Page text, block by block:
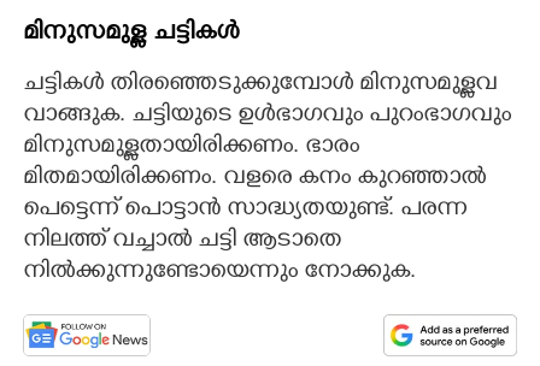
മിനുസമുള്ള ചട്ടികൾ
ചട്ടികൾ തിരഞ്ഞെടുക്കുമ്പോൾ മിനുസമുള്ളവ
വാങ്ങുക. ചട്ടിയുടെ ഉൾഭാഗവും പുറംഭാഗവും
മിനുസമുള്ളതായിരിക്കണം. ഭാരം
മിതമായിരിക്കണം. വളരെ കനം കുറഞ്ഞാൽ
പെട്ടെന്ന് പൊട്ടാൻ സാദ്ധ്യതയുണ്ട്. പരന്ന
നിലത്ത് വച്ചാൽ ചട്ടി ആടാതെ
നിൽക്കുന്നുണ്ടോയെന്നും നോക്കുക.